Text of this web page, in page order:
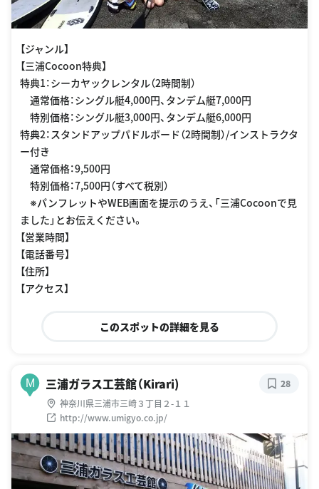
【ジャンル】
【三浦Cocoon特典】
特典1：シーカヤックレンタル（2時間制）
通常価格：シングル艇4,000円、タンデム艇7,000円
特別価格：シングル艇3,000円、タンデム艇6,000円
特典2：スタンドアップパドルボード（2時間制）/インストラクタ
ー付き
通常価格：9,500円
特別価格：7,500円（すべて税別）
※パンフレットやWEB画面を提示のうえ、「三浦Cocoonで見
ました」とお伝えください。
【営業時間】
【電話番号】
【住所】
【アクセス】
このスポットの詳細を見る
M 三浦ガラス工芸館（Kirari)
神奈川県三浦市三崎３丁目２-１１
http://www.umigyo.co.jp/
28